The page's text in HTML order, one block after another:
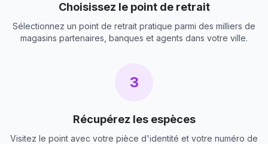
Choisissez le point de retrait
Sélectionnez un point de retrait pratique parmi des milliers de
magasins partenaires, banques et agents dans votre ville.
3
Récupérez les espèces
Visitez le point avec votre pièce d'identité et votre numéro de